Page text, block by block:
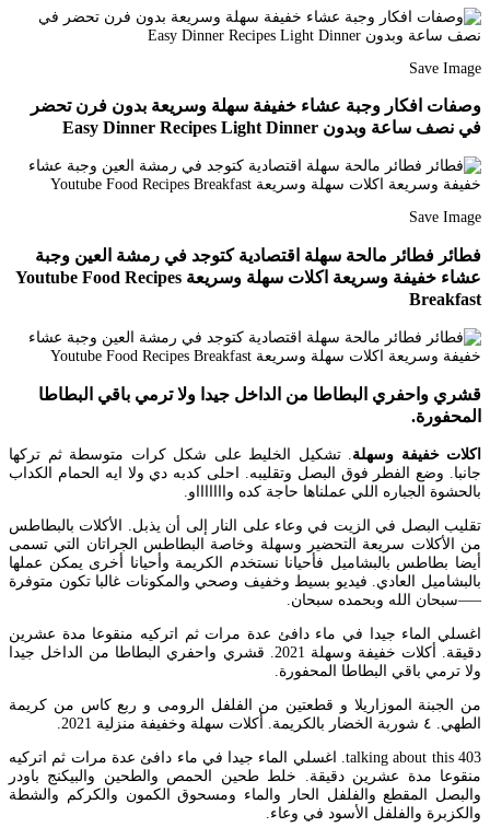
Save Image
وصفات افكار وجبة عشاء خفيفة سهلة وسريعة بدون فرن تحضر
في نصف ساعة وبدون Easy Dinner Recipes Light Dinner
Save Image
فطائر فطائر مالحة سهلة اقتصادية كتوجد في رمشة العين وجبة
عشاء خفيفة وسريعة اكلات سهلة وسريعة Youtube Food Recipes
Breakfast
قشري واحفري البطاطا من الداخل جيدا ولا ترمي باقي البطاطا
المحفورة.
اكلات خفيفة وسهلة . تشكيل الخليط على شكل كرات متوسطة ثم تركها
جانبا. وضع الفطر فوق البصل وتقليبه. احلى كدبه دي ولا ايه الحمام الكداب
بالحشوة الجباره اللي عملناها حاجة كده واااااااو.
تقليب البصل في الزيت في وعاء على النار إلى أن يذبل. الأكلات بالبطاطس
من الأكلات سريعة التحضير وسهلة وخاصة البطاطس الجراتان التي تسمى
أيضا بطاطس بالبشاميل فأحيانا نستخدم الكريمة وأحيانا أخرى يمكن عملها
بالبشاميل العادي. فيديو بسيط وخفيف وصحي والمكونات غالبا تكون متوفرة
—–سبحان الله وبحمده سبحان.
اغسلي الماء جيدا في ماء دافئ عدة مرات ثم اتركيه منقوعا مدة عشرين
دقيقة. أكلات خفيفة وسهلة 2021. قشري واحفري البطاطا من الداخل جيدا
ولا ترمي باقي البطاطا المحفورة.
من الجبنة الموزاريلا و قطعتين من الفلفل الرومى و ربع كاس من كريمة
الطهي. ٤ شوربة الخضار بالكريمة. أكلات سهلة وخفيفة منزلية 2021.
403 talking about this. اغسلي الماء جيدا في ماء دافئ عدة مرات ثم اتركيه
منقوعا مدة عشرين دقيقة. خلط طحين الحمص والطحين والبيكنج باودر
والبصل المقطع والفلفل الحار والماء ومسحوق الكمون والكركم والشطة
والكزبرة والفلفل الأسود في وعاء.